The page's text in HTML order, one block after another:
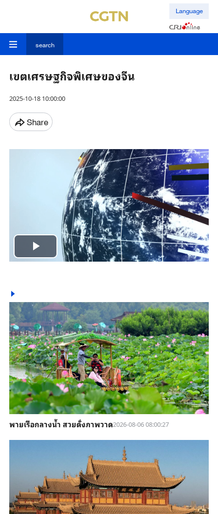
Language
search
เขตเศรษฐกิจพิเศษของจีน
2025-10-18 10:00:00
Share
Play
พายเรือกลางน้ำ สวยดั่งภาพวาด2026-08-06 08:00:27